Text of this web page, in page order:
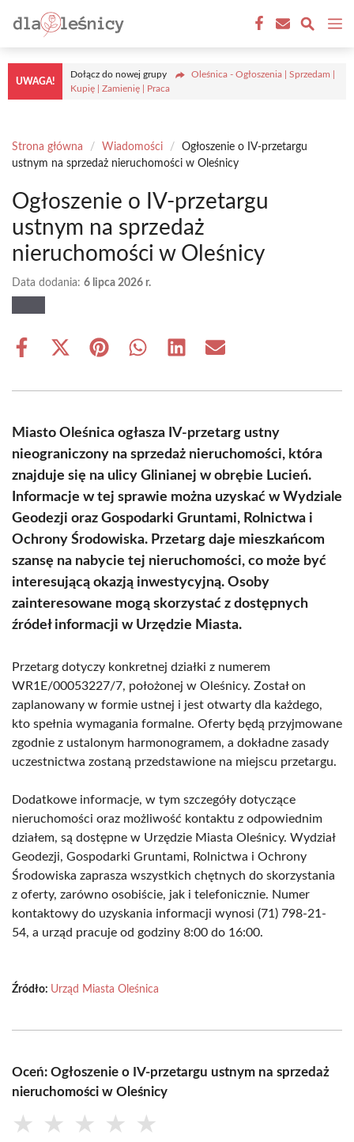
do
treści
UWAGA!
Dołącz do nowej grupy
Oleśnica - Ogłoszenia | Sprzedam |
Kupię | Zamienię | Praca
Strona główna / Wiadomości /
Ogłoszenie o IV-przetargu
ustnym na sprzedaż nieruchomości w Oleśnicy
Ogłoszenie o IV-przetargu
ustnym na sprzedaż
nieruchomości w Oleśnicy
Data dodania: 6 lipca 2026 r.
Share
Share
(Twitter)
Share Share Share Share
Miasto Oleśnica ogłasza IV-przetarg ustny
nieograniczony na sprzedaż nieruchomości, która
znajduje się na ulicy Glinianej w obrębie Lucień.
Informacje w tej sprawie można uzyskać w Wydziale
Geodezji oraz Gospodarki Gruntami, Rolnictwa i
Ochrony Środowiska. Przetarg daje mieszkańcom
szansę na nabycie tej nieruchomości, co może być
interesującą okazją inwestycyjną. Osoby
zainteresowane mogą skorzystać z dostępnych
źródeł informacji w Urzędzie Miasta.
Przetarg dotyczy konkretnej działki z numerem
WR1E/00053227/7, położonej w Oleśnicy. Został on
zaplanowany w formie ustnej i jest otwarty dla każdego,
kto spełnia wymagania formalne. Oferty będą przyjmowane
zgodnie z ustalonym harmonogramem, a dokładne zasady
uczestnictwa zostaną przedstawione na miejscu przetargu.
Dodatkowe informacje, w tym szczegóły dotyczące
nieruchomości oraz możliwość kontaktu z odpowiednim
działem, są dostępne w Urzędzie Miasta Oleśnicy. Wydział
Geodezji, Gospodarki Gruntami, Rolnictwa i Ochrony
Środowiska zaprasza wszystkich chętnych do skorzystania
z oferty, zarówno osobiście, jak i telefonicznie. Numer
kontaktowy do uzyskania informacji wynosi (71) 798-21-
54, a urząd pracuje od godziny 8:00 do 16:00.
Źródło: Urząd Miasta Oleśnica
Oceń: Ogłoszenie o IV-przetargu ustnym na sprzedaż
nieruchomości w Oleśnicy
★ ★ ★ ★ ★